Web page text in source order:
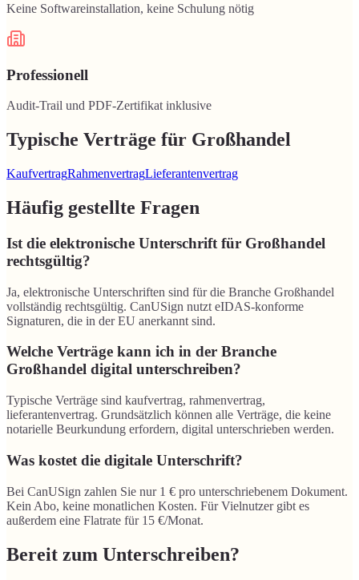
Keine Softwareinstallation, keine Schulung nötig
Professionell
Audit-Trail und PDF-Zertifikat inklusive
Typische Verträge für Großhandel
KaufvertragRahmenvertragLieferantenvertrag
Häufig gestellte Fragen
Ist die elektronische Unterschrift für Großhandel
rechtsgültig?
Ja, elektronische Unterschriften sind für die Branche Großhandel
vollständig rechtsgültig. CanUSign nutzt eIDAS-konforme
Signaturen, die in der EU anerkannt sind.
Welche Verträge kann ich in der Branche
Großhandel digital unterschreiben?
Typische Verträge sind kaufvertrag, rahmenvertrag,
lieferantenvertrag. Grundsätzlich können alle Verträge, die keine
notarielle Beurkundung erfordern, digital unterschrieben werden.
Was kostet die digitale Unterschrift?
Bei CanUSign zahlen Sie nur 1 € pro unterschriebenem Dokument.
Kein Abo, keine monatlichen Kosten. Für Vielnutzer gibt es
außerdem eine Flatrate für 15 €/Monat.
Bereit zum Unterschreiben?